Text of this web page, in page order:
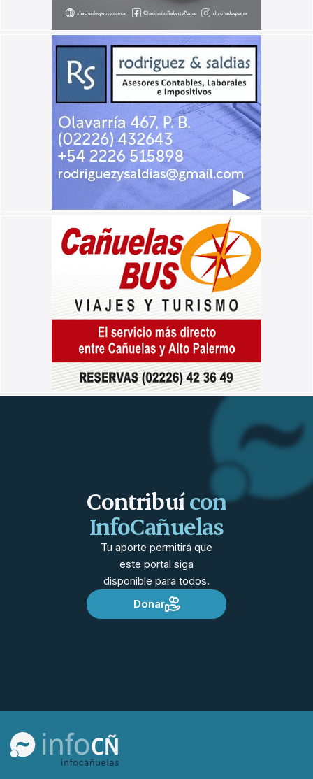
Contribuícon
InfoCañuelas
Tu aporte permitirá que
este portal siga
disponible para todos.
Donar